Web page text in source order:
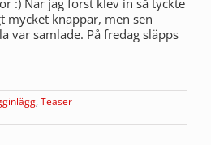
mycket knappar, men sen
var samlade. På fredag släpps
, Teaser